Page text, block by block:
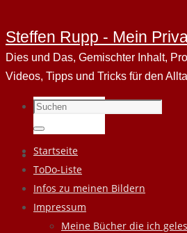
Steffen Rupp - Mein
Dies und Das, Gemischter Inhalt,
Videos, Tipps und Tricks für den
Suchen
nach:
Suchen
Zum
Inhalt
springen
Startseite
ToDo-Liste
Infos zu meinen Bildern
Impressum
Meine Bücher die ich